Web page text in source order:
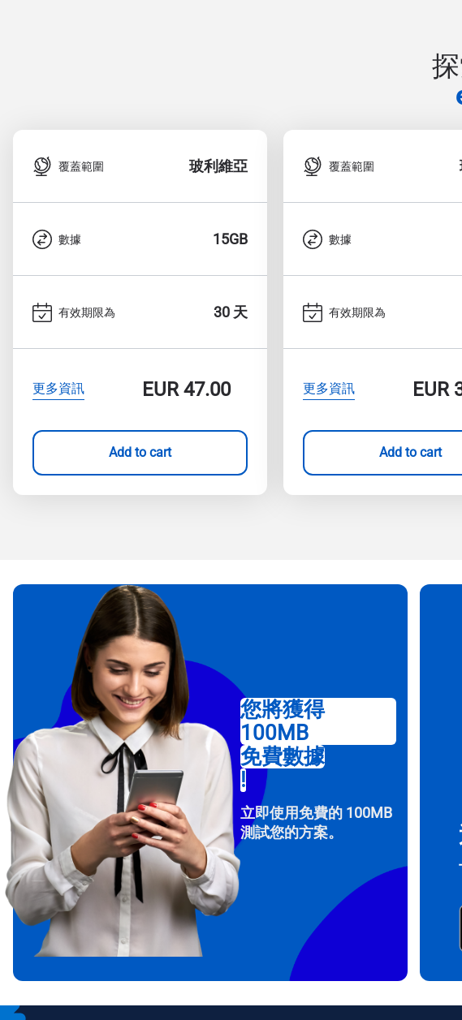
覆蓋範圍 玻利維亞
數據 15GB
有效期限為 30 天
更多資訊 EUR47.00
Add to cart
覆蓋範圍
數據
有效期限為
更多資訊 EUR
Add to cart
How do I get my
To get your eSIM,
Then, contact your
provide you with a
in your device
without needing a
您將獲得
100MB
免費數據
!
立即使用免費的 100MB
測試您的方案。
電子郵件